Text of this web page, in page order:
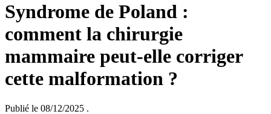
Syndrome de Poland :
comment la chirurgie
mammaire peut-elle corriger
cette malformation ?
Publié le 08/12/2025 .